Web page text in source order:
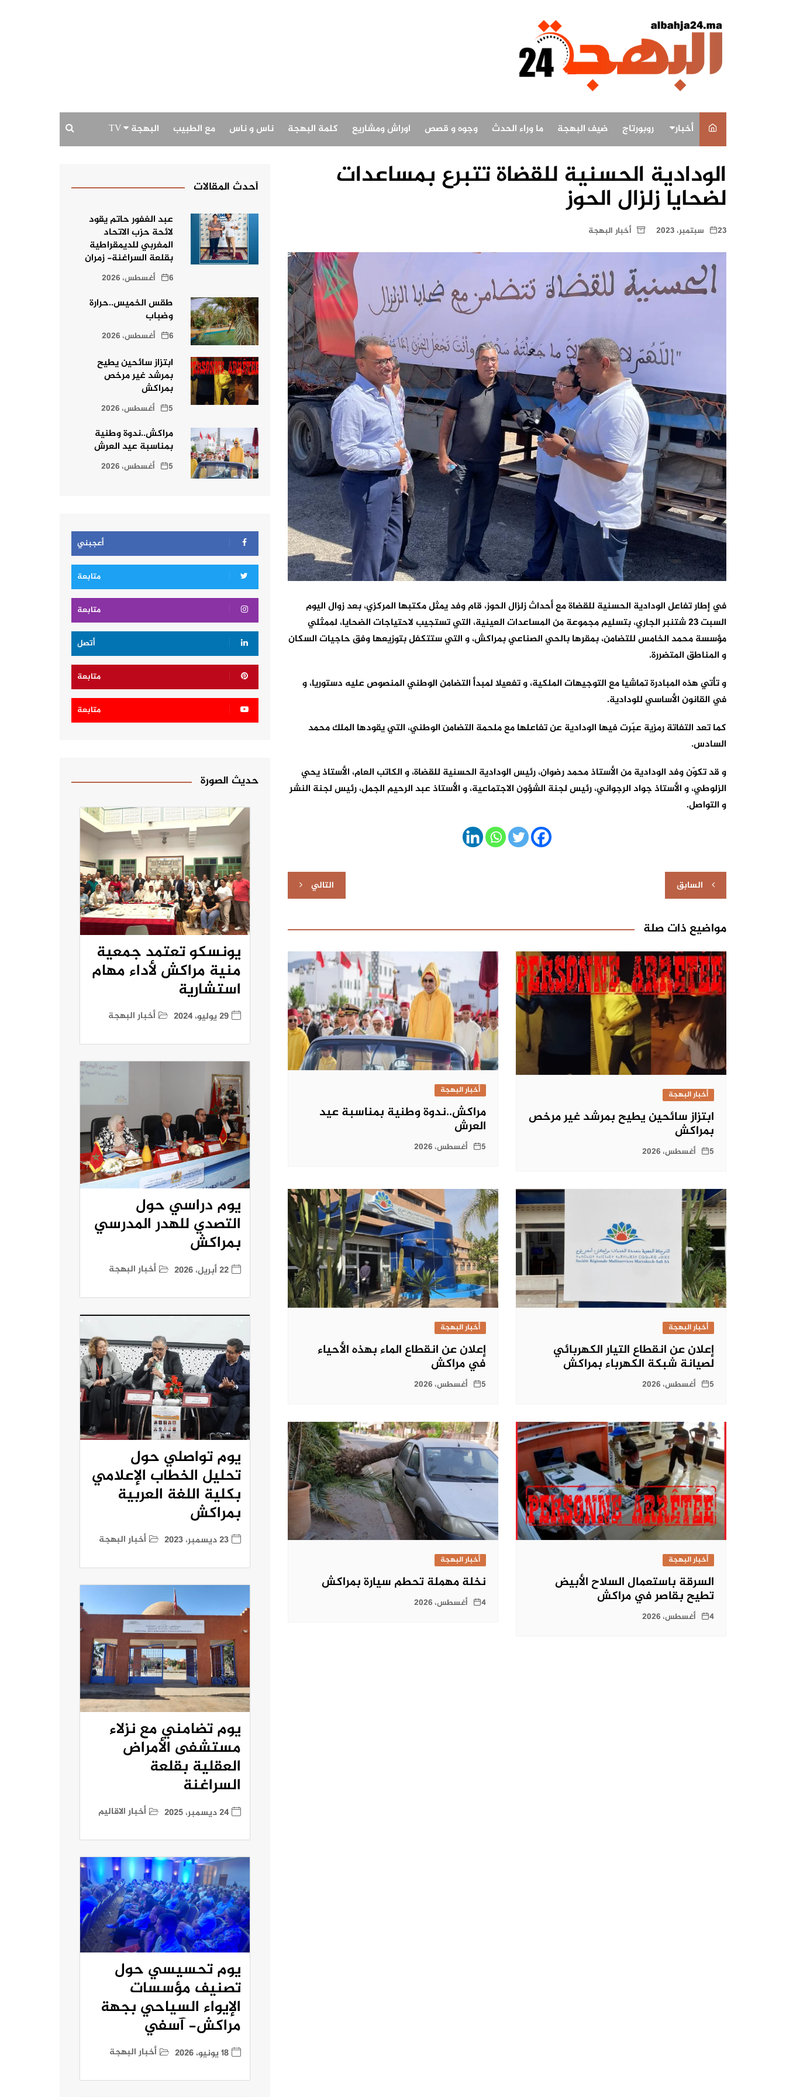
أخبار
أخبار البهجة
أخبار الاقاليم
ثقافة و فن
رياضة
روبورتاج ضيف البهجة ما وراء الحدث وجوه و قصص اوراش ومشاريع كلمة البهجة ناس و ناس مع الطبيب البهجة TV
الودادية الحسنية للقضاة تتبرع بمساعدات
لضحايا زلزال الحوز
23 سبتمبر، 2023 أخبار البهجة
في إطار تفاعل الودادية الحسنية للقضاة مع أحداث زلزال الحوز، قام وفد يمثل مكتبها المركزي، بعد زوال اليوم
السبت 23 شتنبر الجاري، بتسليم مجموعة من المساعدات العينية، التي تستجيب لاحتياجات الضحايا، لممثلي
مؤسسة محمد الخامس للتضامن، بمقرها بالحي الصناعي بمراكش، و التي ستتكفل بتوزيعها وفق حاجيات السكان
و المناطق المتضررة.
و تأتي هذه المبادرة تماشيا مع التوجيهات الملكية، و تفعيلا لمبدأ التضامن الوطني المنصوص عليه دستوريا، و
في القانون الأساسي للودادية.
كما تعد التفاتة رمزية عبّرت فيها الودادية عن تفاعلها مع ملحمة التضامن الوطني، التي يقودها الملك محمد
السادس.
و قد تكوّن وفد الودادية من الأستاذ محمد رضوان، رئيس الودادية الحسنية للقضاة، و الكاتب العام، الأستاذ يحي
الزلوطي، و الأستاذ جواد الرجواني، رئيس لجنة الشؤون الاجتماعية، و الأستاذ عبد الرحيم الجمل، رئيس لجنة النشر
و التواصل.
تصفّح
المقالات
السابق التالي
مواضيع ذات صلة
أخبار البهجة
ابتزاز سائحين يطيح بمرشد غير مرخص
بمراكش
5 أغسطس، 2026
أخبار البهجة
مراكش..ندوة وطنية بمناسبة عيد
العرش
5 أغسطس، 2026
أخبار البهجة
إعلان عن انقطاع التيار الكهربائي
لصيانة شبكة الكهرباء بمراكش
5 أغسطس، 2026
أخبار البهجة
إعلان عن انقطاع الماء بهذه الأحياء
في مراكش
5 أغسطس، 2026
أخبار البهجة
السرقة باستعمال السلاح الأبيض
تطيح بقاصر في مراكش
4 أغسطس، 2026
أخبار البهجة
نخلة مهملة تحطم سيارة بمراكش
4 أغسطس، 2026
أحدث المقالات
عبد الغفور حاتم يقود
لائحة حزب الاتحاد
المغربي للديمقراطية
بقلعة السراغنة- زمران
6 أغسطس، 2026
طقس الخميس..حرارة
وضباب
6 أغسطس، 2026
ابتزاز سائحين يطيح
بمرشد غير مرخص
بمراكش
5 أغسطس، 2026
مراكش..ندوة وطنية
بمناسبة عيد العرش
5 أغسطس، 2026
أعجبني
متابعة
متابعة
أتصل
متابعة
متابعة
حديث الصورة
يونسكو تعتمد جمعية
منية مراكش لأداء مهام
استشارية
29 يوليو، 2024 أخبار البهجة
يوم دراسي حول
التصدي للهدر المدرسي
بمراكش
22 أبريل، 2026 أخبار البهجة
يوم تواصلي حول
تحليل الخطاب الإعلامي
بكلية اللغة العربية
بمراكش
23 ديسمبر، 2023 أخبار البهجة
يوم تضامني مع نزلاء
مستشفى الأمراض
العقلية بقلعة
السراغنة
24 ديسمبر، 2025 أخبار الاقاليم
يوم تحسيسي حول
تصنيف مؤسسات
الإيواء السياحي بجهة
مراكش- آسفي
18 يونيو، 2026 أخبار البهجة